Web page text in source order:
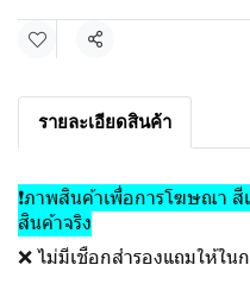
แชร์
รายละเอียดสินค้า
❗ภาพสินค้าเพื่อการโฆษณา
สินค้าจริง
❌ ไม่มีเชือกสำรองแถมให้ใน